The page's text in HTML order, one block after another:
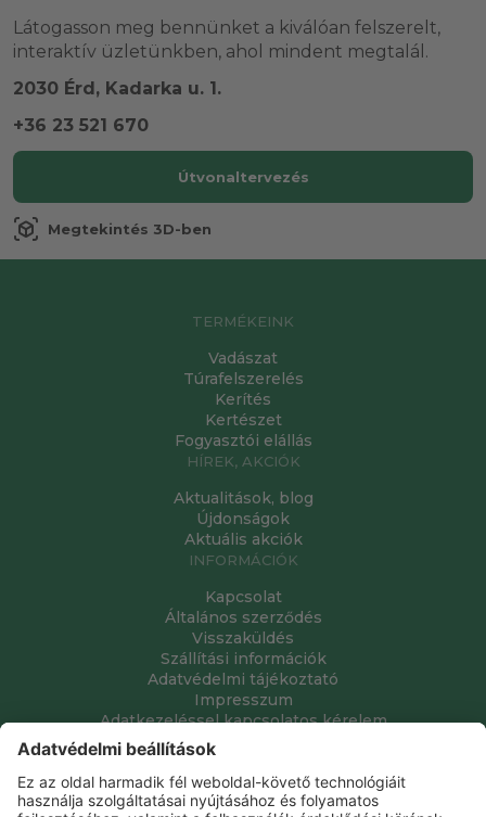
Látogasson meg bennünket a kiválóan felszerelt,
interaktív üzletünkben, ahol mindent megtalál.
2030 Érd, Kadarka u. 1.
+36 23 521 670
Útvonaltervezés
view_in_ar Megtekintés 3D-ben
TERMÉKEINK
Vadászat
Túrafelszerelés
Kerítés
Kertészet
Fogyasztói elállás
HÍREK, AKCIÓK
Aktualitások, blog
Újdonságok
Aktuális akciók
INFORMÁCIÓK
Kapcsolat
Általános szerződés
Visszaküldés
Szállítási információk
Adatvédelmi tájékoztató
Impresszum
Adatkezeléssel kapcsolatos kérelem